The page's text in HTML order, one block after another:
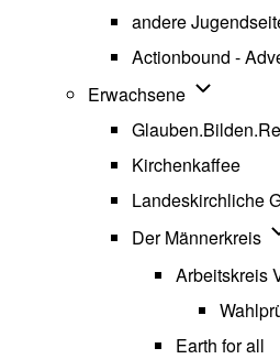
andere
Actionbound -
Erwachsene
Kirchenkaffee
Landeskirchliche
Der Männerkreis
Arbeitskreis
Earth for all